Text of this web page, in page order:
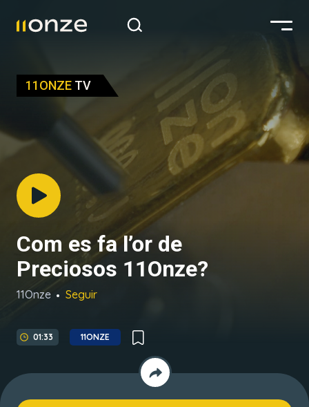
11ONZE TV
Com es fa l’or de
Preciosos 11Onze?
11Onze Seguir
01:33 11ONZE